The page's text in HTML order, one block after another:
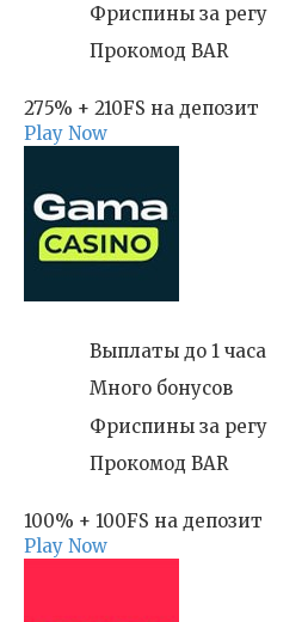
Фриспины за регу
Прокомод BAR
275% + 210FS на депозит
Play Now
Выплаты до 1 часа
Много бонусов
Фриспины за регу
Прокомод BAR
100% + 100FS на депозит
Play Now